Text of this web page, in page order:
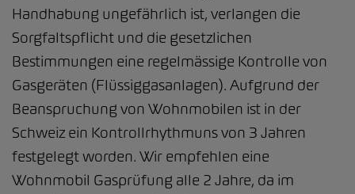
Handhabung ungefährlich ist, verlangen die
Sorgfaltspflicht und die gesetzlichen
Bestimmungen eine regelmässige Kontrolle von
Gasgeräten (Flüssiggasanlagen). Aufgrund der
Beanspruchung von Wohnmobilen ist in der
Schweiz ein Kontrollrhythmuns von 3 Jahren
festgelegt worden. Wir empfehlen eine
Wohnmobil Gasprüfung alle 2 Jahre, da im